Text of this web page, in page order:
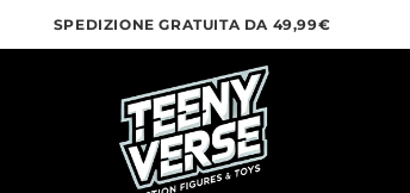
SPEDIZIONE GRATUITA DA 49,99€